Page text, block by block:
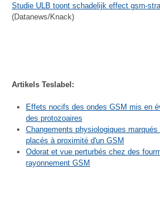
Studie ULB toont schadelijk effect gsm-
(Datanews/Knack)
Artikels Teslabel:
Effets nocifs des ondes GSM mis en
des protozoaires
Changements physiologiques
placés à proximité d'un GSM
Odorat et vue perturbés chez des
rayonnement GSM